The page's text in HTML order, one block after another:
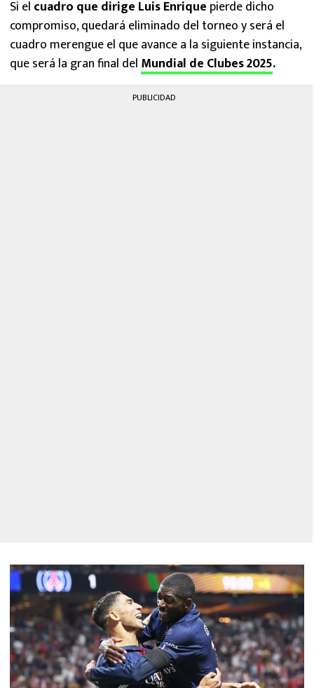
Si el cuadro que dirige Luis Enrique pierde dicho
compromiso, quedará eliminado del torneo y será el
cuadro merengue el que avance a la siguiente instancia,
que será la gran final del Mundial de Clubes 2025.
PUBLICIDAD